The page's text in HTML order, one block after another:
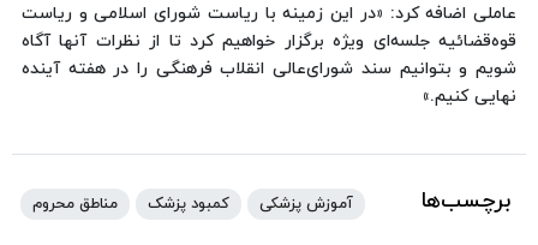
عاملی اضافه کرد: «در این زمینه با ریاست شورای اسلامی و ریاست
قوه‌قضائیه جلسه‌ای ویژه برگزار خواهیم کرد تا از نظرات آنها آگاه
شویم و بتوانیم سند شورای‌عالی انقلاب فرهنگی را در هفته آینده
نهایی کنیم.»
برچسب‌ها آموزش پزشکی کمبود پزشک مناطق محروم